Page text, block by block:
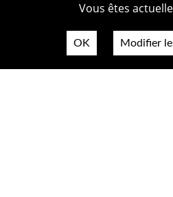
Vous êtes
OK Modifier